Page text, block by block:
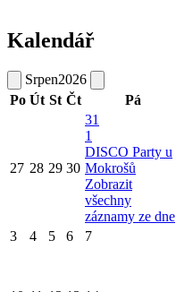
Kalendář
Srpen2026
Po Út St Čt Pá
27 28 29 30
31
1
DISCO Party u
Mokrošů
Zobrazit
všechny
záznamy ze dne
3 4 5 6 7